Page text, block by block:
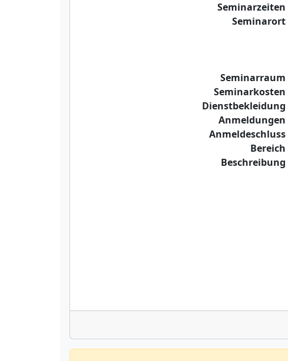
Seminarzeiten
Seminarort
Seminarraum
Seminarkosten
Dienstbekleidung
Anmeldungen
Anmeldeschluss
Bereich
Beschreibung